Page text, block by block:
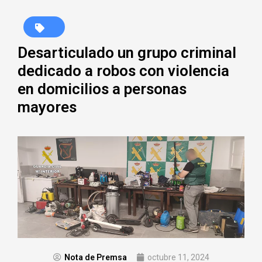
Desarticulado un grupo criminal
dedicado a robos con violencia
en domicilios a personas
mayores
Nota de Premsa octubre 11, 2024